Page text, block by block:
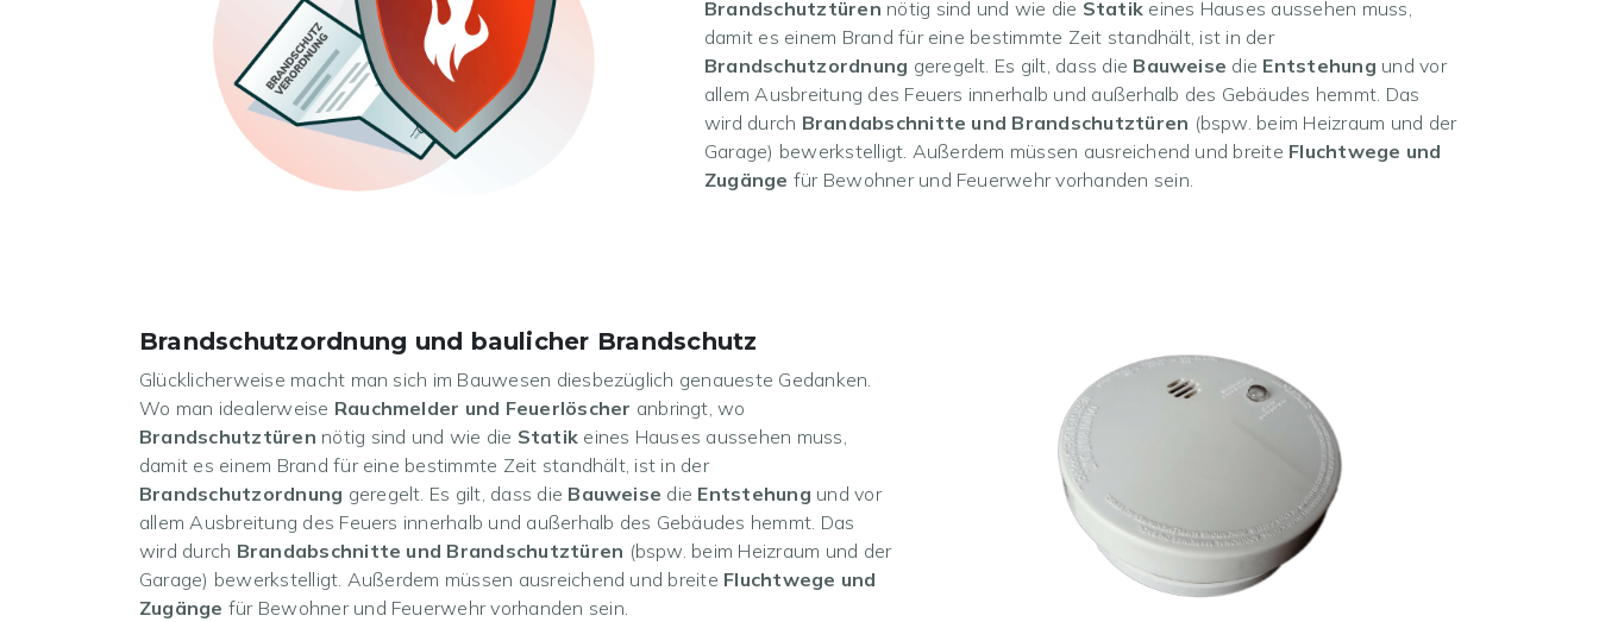
Brandschutztüren nötig sind und wie die Statik eines Hauses aussehen muss,
damit es einem Brand für eine bestimmte Zeit standhält, ist in der
Brandschutzordnung geregelt. Es gilt, dass die Bauweise die Entstehung und vor
allem Ausbreitung des Feuers innerhalb und außerhalb des Gebäudes hemmt. Das
wird durch Brandabschnitte und Brandschutztüren (bspw. beim Heizraum und der
Garage) bewerkstelligt. Außerdem müssen ausreichend und breite Fluchtwege und
Zugänge für Bewohner und Feuerwehr vorhanden sein.
Brandschutzordnung und baulicher Brandschutz
Glücklicherweise macht man sich im Bauwesen diesbezüglich genaueste Gedanken.
Wo man idealerweise Rauchmelder und Feuerlöscher anbringt, wo
Brandschutztüren nötig sind und wie die Statik eines Hauses aussehen muss,
damit es einem Brand für eine bestimmte Zeit standhält, ist in der
Brandschutzordnung geregelt. Es gilt, dass die Bauweise die Entstehung und vor
allem Ausbreitung des Feuers innerhalb und außerhalb des Gebäudes hemmt. Das
wird durch Brandabschnitte und Brandschutztüren (bspw. beim Heizraum und der
Garage) bewerkstelligt. Außerdem müssen ausreichend und breite Fluchtwege und
Zugänge für Bewohner und Feuerwehr vorhanden sein.